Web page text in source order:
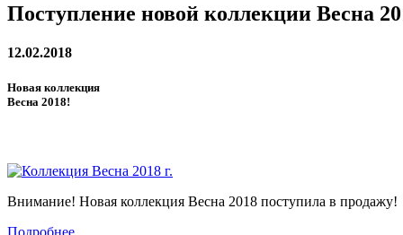
Поступление новой коллекции Весна
12.02.2018
Новая коллекция
Весна 2018!
Внимание! Новая коллекция Весна 2018 поступила в продажу!